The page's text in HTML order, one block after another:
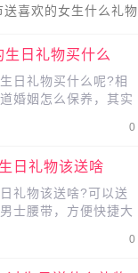
送喜欢的女生什么礼物
生日礼物买什么
礼物买什么呢?相
婚姻怎么保养，其实
老婆给老公送什么...
0
日礼物该送啥
物该送啥?可以送
士腰带，方便快捷大
量好的，看上去大
0